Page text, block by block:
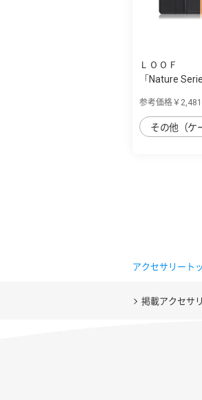
ＬＯＯＦ
「Nature
参考価格￥2,481
その他（ケ
アクセサリート
掲載アクセサ